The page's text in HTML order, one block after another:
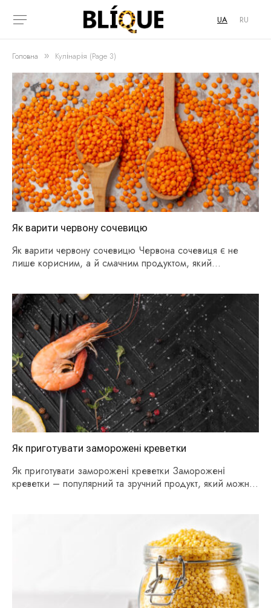
UA RU
Головна » Кулінарія (Page 3)
Як варити червону сочевицю
Як варити червону сочевицю Червона сочевиця є не
лише корисним, а й смачним продуктом, який…
Як приготувати заморожені креветки
Як приготувати заморожені креветки Заморожені
креветки – популярний та зручний продукт, який можна